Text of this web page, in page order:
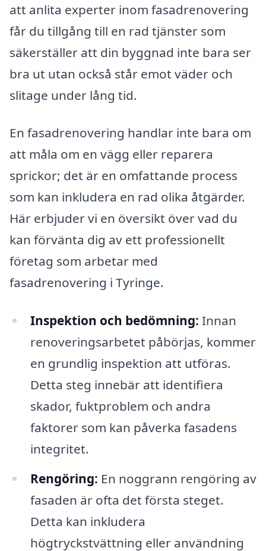
att anlita experter inom fasadrenovering
får du tillgång till en rad tjänster som
säkerställer att din byggnad inte bara ser
bra ut utan också står emot väder och
slitage under lång tid.
En fasadrenovering handlar inte bara om
att måla om en vägg eller reparera
sprickor; det är en omfattande process
som kan inkludera en rad olika åtgärder.
Här erbjuder vi en översikt över vad du
kan förvänta dig av ett professionellt
företag som arbetar med
fasadrenovering i Tyringe.
Inspektion och bedömning: Innan
renoveringsarbetet påbörjas, kommer
en grundlig inspektion att utföras.
Detta steg innebär att identifiera
skador, fuktproblem och andra
faktorer som kan påverka fasadens
integritet.
Rengöring: En noggrann rengöring av
fasaden är ofta det första steget.
Detta kan inkludera
högtryckstvättning eller användning